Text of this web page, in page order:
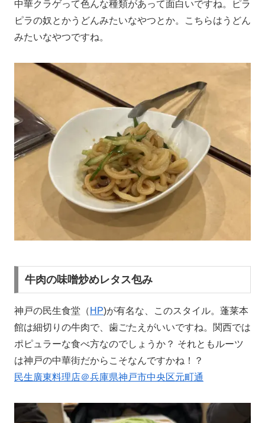
中華クラゲって色んな種類があって面白いですね。ピラ
ピラの奴とかうどんみたいなやつとか。こちらはうどん
みたいなやつですね。
牛肉の味噌炒めレタス包み
神戸の民生食堂（ HP)が有名な、このスタイル。蓬莱本
館は細切りの牛肉で、歯ごたえがいいですね。関西では
ポピュラーな食べ方なのでしょうか？ それともルーツ
は神戸の中華街だからこそなんですかね！？
民生廣東料理店＠兵庫県神戸市中央区元町通